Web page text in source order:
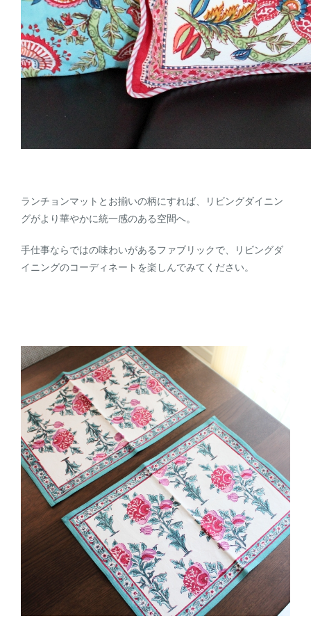
ランチョンマットとお揃いの柄にすれば、リビングダイニン
グがより華やかに統一感のある空間へ。
手仕事ならではの味わいがあるファブリックで、リビングダ
イニングのコーディネートを楽しんでみてください。